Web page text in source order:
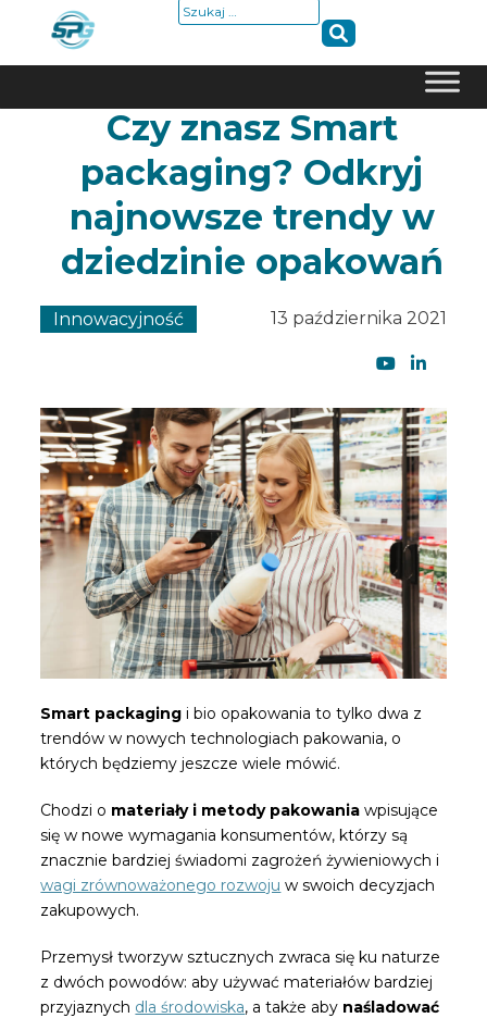
Szukaj:
Czy znasz Smart
packaging? Odkryj
najnowsze trendy w
dziedzinie opakowań
Innowacyjność 13 października 2021
Smart packaging i bio opakowania to tylko dwa z
trendów w nowych technologiach pakowania, o
których będziemy jeszcze wiele mówić.
Chodzi o materiały i metody pakowania wpisujące
się w nowe wymagania konsumentów, którzy są
znacznie bardziej świadomi zagrożeń żywieniowych i
wagi zrównoważonego rozwoju w swoich decyzjach
zakupowych.
Przemysł tworzyw sztucznych zwraca się ku naturze
z dwóch powodów: aby używać materiałów bardziej
przyjaznych dla środowiska, a także aby naśladować